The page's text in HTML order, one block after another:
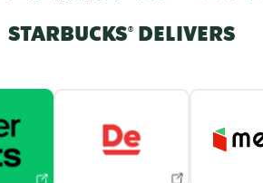
STARBUCKS® DELIVERS